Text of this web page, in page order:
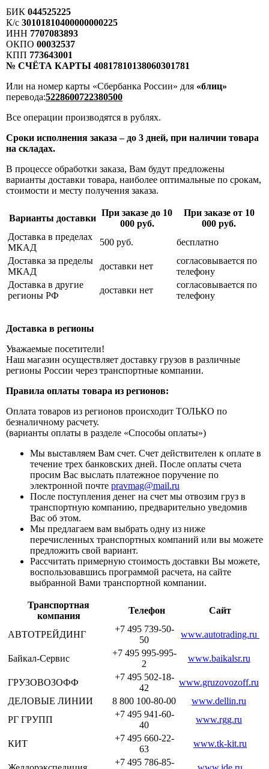
БИК 044525225
К/с 30101810400000000225
ИНН 7707083893
ОКПО 00032537
КПП 773643001
№ СЧЁТА КАРТЫ 40817810138060301781
Или на номер карты «Сбербанка России» для «блиц»
перевода:5228600722380500
Все операции производятся в рублях.
Сроки исполнения заказа – до 3 дней, при наличии товара
на складах.
В процессе обработки заказа, Вам будут предложены
варианты доставки товара, наиболее оптимальные по срокам,
стоимости и месту получения заказа.
Варианты доставки
При заказе до 10
000 руб.
При заказе от 10
000 руб.
Доставка в пределах
МКАД
500 руб.
бесплатно
Доставка за пределы
МКАД
доставки нет
согласовывается по
телефону
Доставка в другие
регионы РФ
доставки нет
согласовывается по
телефону
Доставка в регионы
Уважаемые посетители!
Наш магазин осуществляет доставку грузов в различные
регионы России через транспортные компании.
Правила оплаты товара из регионов:
Оплата товаров из регионов происходит ТОЛЬКО по
безналичному расчету.
(варианты оплаты в разделе «Способы оплаты»)
Мы выставляем Вам счет. Счет действителен к оплате в
течение трех банковских дней. После оплаты счета
просим Вас выслать платежное поручение по
электронной почте pravmag@mail.ru
После поступления денег на счет мы отвозим груз в
транспортную компанию, предварительно уведомив
Вас об этом.
Мы предлагаем вам выбрать одну из ниже
перечисленных транспортных компаний или вы можете
предложить свой вариант.
Рассчитать примерную стоимость доставки Вы можете,
воспользовавшись программой расчета, на сайте
выбранной Вами транспортной компании.
Транспортная
компания
Телефон Сайт
АВТОТРЕЙДИНГ
+7 495 739-50-
50
www.autotrading.ru
Байкал-Сервис
+7 495 995-995-
2
www.baikalsr.ru
ГРУЗОВОЗОФФ
+7 495 502-18-
42
www.gruzovozoff.ru
ДЕЛОВЫЕ ЛИНИИ
8 800 100-80-00
www.dellin.ru
РГ ГРУПП
+7 495 941-60-
40
www.rgg.ru
КИТ
+7 495 660-22-
63
www.tk-kit.ru
+7 495 786-85-